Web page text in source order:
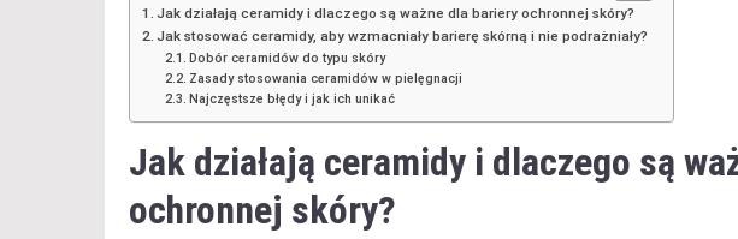
Jak działają ceramidy i dlaczego są ważne dla bariery ochronnej skóry?
Jak stosować ceramidy, aby wzmacniały barierę skórną i nie podrażniały?
Dobór ceramidów do typu skóry
Zasady stosowania ceramidów w pielęgnacji
Najczęstsze błędy i jak ich unikać
Jak działają ceramidy i dlaczego są
ochronnej skóry?